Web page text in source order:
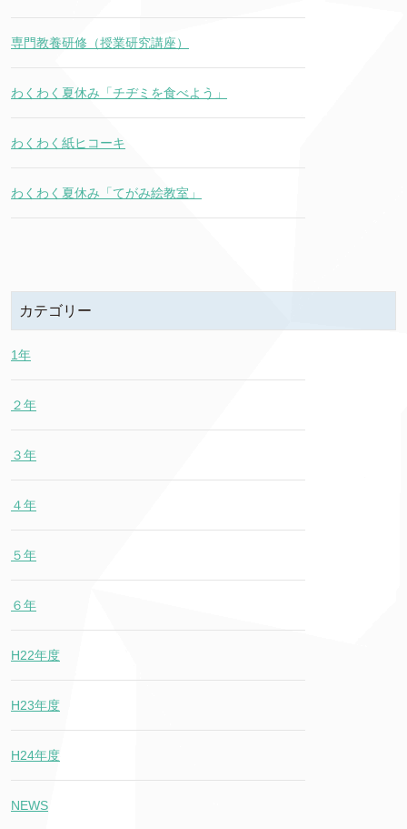
専門教養研修（授業研究講座）
わくわく夏休み「チヂミを食べよう」
わくわく紙ヒコーキ
わくわく夏休み「てがみ絵教室」
カテゴリー
1年
２年
３年
４年
５年
６年
H22年度
H23年度
H24年度
NEWS